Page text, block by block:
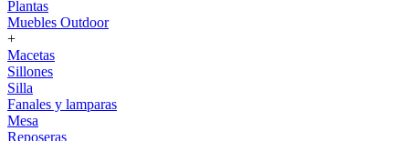
Plantas
Muebles Outdoor
+
Macetas
Sillones
Silla
Fanales y lamparas
Mesa
Reposeras